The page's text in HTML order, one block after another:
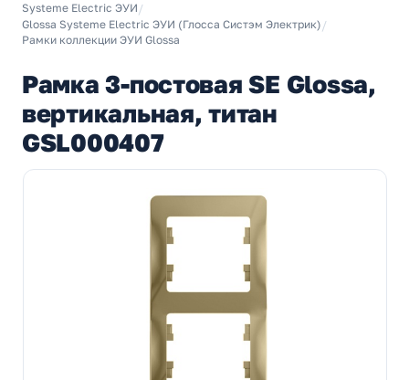
Systeme Electric ЭУИ /
Glossa Systeme Electric ЭУИ (Глосса Систэм Электрик) /
Рамки коллекции ЭУИ Glossa
Рамка 3-постовая SE Glossa,
вертикальная, титан
GSL000407